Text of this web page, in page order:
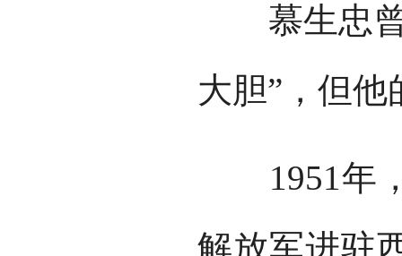
慕生忠曾
大胆”，但
1951年，
解放军进驻